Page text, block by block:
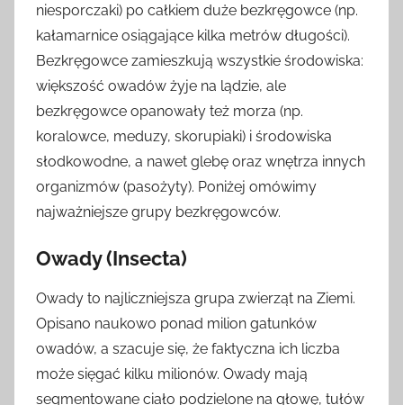
niesporczaki) po całkiem duże bezkręgowce (np.
kałamarnice osiągające kilka metrów długości).
Bezkręgowce zamieszkują wszystkie środowiska:
większość owadów żyje na lądzie, ale
bezkręgowce opanowały też morza (np.
koralowce, meduzy, skorupiaki) i środowiska
słodkowodne, a nawet glebę oraz wnętrza innych
organizmów (pasożyty). Poniżej omówimy
najważniejsze grupy bezkręgowców.
Owady (Insecta)
Owady to najliczniejsza grupa zwierząt na Ziemi.
Opisano naukowo ponad milion gatunków
owadów, a szacuje się, że faktyczna ich liczba
może sięgać kilku milionów. Owady mają
segmentowane ciało podzielone na głowę, tułów